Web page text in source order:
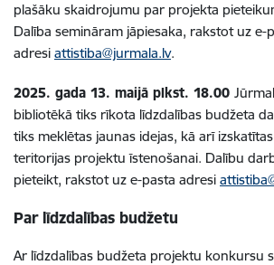
plašāku skaidrojumu par projekta
Dalība semināram jāpiesaka, rakstot uz e-
adresi attistiba@jurmala.lv.
2025. gada 13. maijā plkst. 18.00
bibliotēkā tiks rīkota līdzdalības budžeta
tiks meklētas jaunas idejas, kā arī
teritorijas projektu īstenošanai. Dalību
pieteikt, rakstot uz e-pasta adresi
Par līdzdalības budžetu
Ar līdzdalības budžeta projektu konkursu